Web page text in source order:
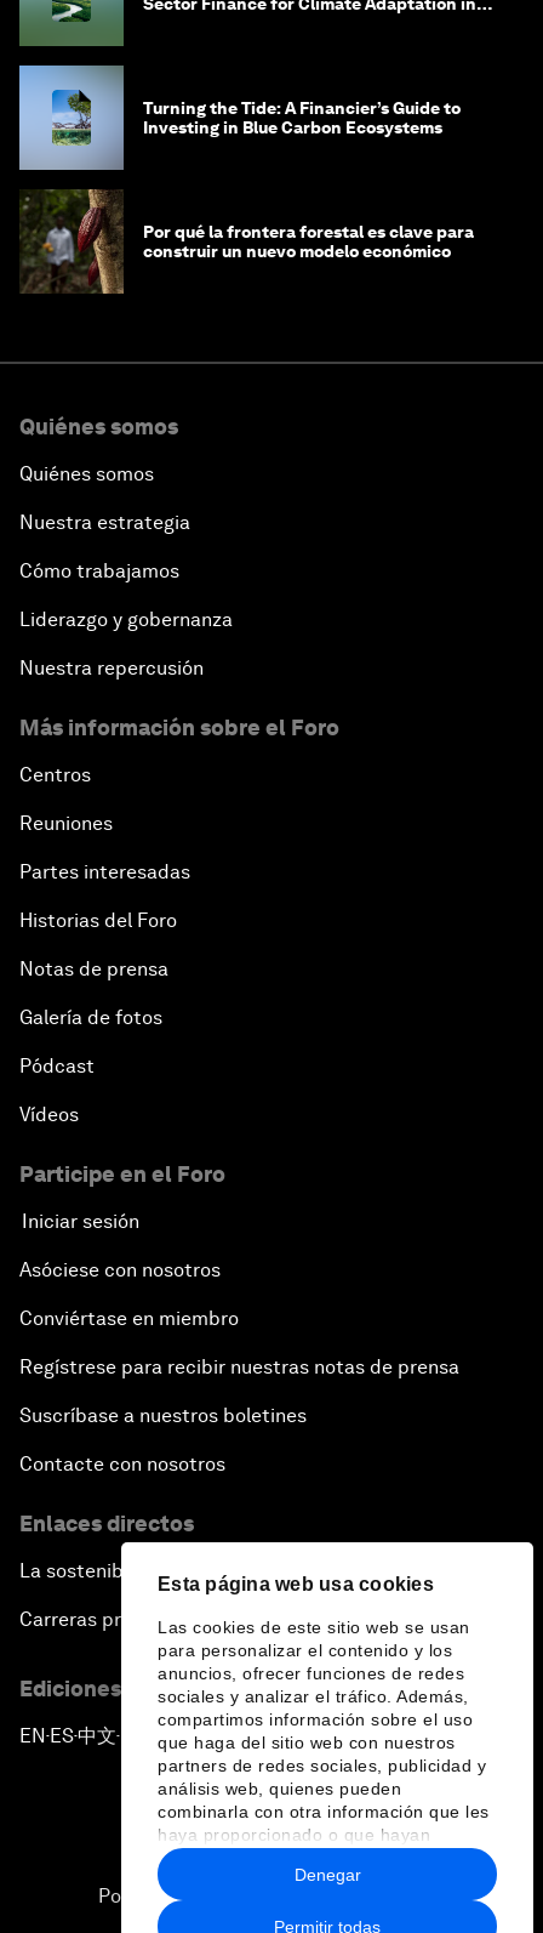
Esta página web usa cookies
Las cookies de este sitio web se usan
para personalizar el contenido y los
anuncios, ofrecer funciones de redes
sociales y analizar el tráfico. Además,
compartimos información sobre el uso
que haga del sitio web con nuestros
partners de redes sociales, publicidad y
análisis web, quienes pueden
combinarla con otra información que les
haya proporcionado o que hayan
recopilado a partir del uso que haya
hecho de sus servicios.
Permitir todas
Denegar
Turning the Tide: A Financier’s Guide to
Investing in Blue Carbon Ecosystems
Por qué la frontera forestal es clave para
construir un nuevo modelo económico
Quiénes somos
Quiénes somos
Nuestra estrategia
Cómo trabajamos
Liderazgo y gobernanza
Nuestra repercusión
Más información sobre el Foro
Centros
Reuniones
Partes interesadas
Historias del Foro
Notas de prensa
Galería de fotos
Pódcast
Vídeos
Participe en el Foro
Iniciar sesión
Asóciese con nosotros
Conviértase en miembro
Regístrese para recibir nuestras notas de prensa
Suscríbase a nuestros boletines
Contacte con nosotros
Enlaces directos
La sostenibilidad en el Foro
Carreras profesionales
Ediciones en otros idiomas
EN ▪ES▪中文▪ 日本語
Política de privacidad y normas de uso